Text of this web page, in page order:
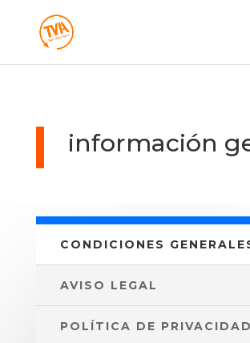
información
CONDICIONES
AVISO LEGAL
POLÍTICA DE PRIVACIDAD